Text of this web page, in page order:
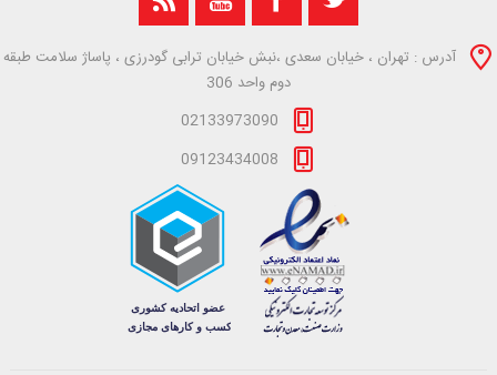
آدرس : تهران ، خیابان سعدی ،نبش خیابان ترابی گودرزی ، پاساژ سلامت طبقه
دوم واحد 306
02133973090
09123434008